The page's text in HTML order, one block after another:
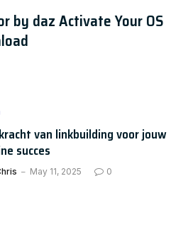
by daz Activate Your OS
van linkbuilding voor jouw
succes
May 11, 2025 0